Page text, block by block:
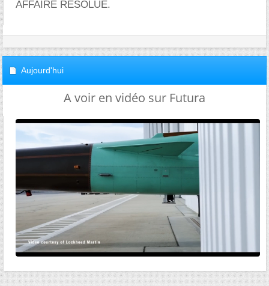
AFFAIRE RÉSOLUE.
Aujourd'hui
A voir en vidéo sur Futura